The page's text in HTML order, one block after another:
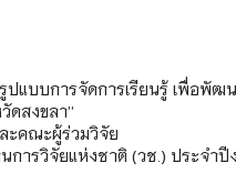
แบบการจัดการเรียนรู้ เพื่อพัฒ
ดสงขลา”
ะคณะผู้ร่วมวิจัย
การวิจัยแห่งชาติ (วช.) ประจ